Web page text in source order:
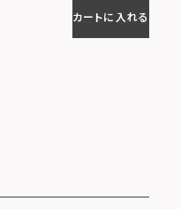
カートに入れる